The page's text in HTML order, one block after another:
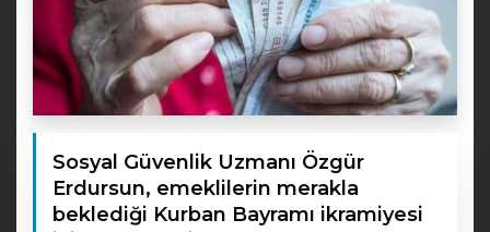
Sosyal Güvenlik Uzmanı Özgür
Erdursun, emeklilerin merakla
beklediği Kurban Bayramı ikramiyesi